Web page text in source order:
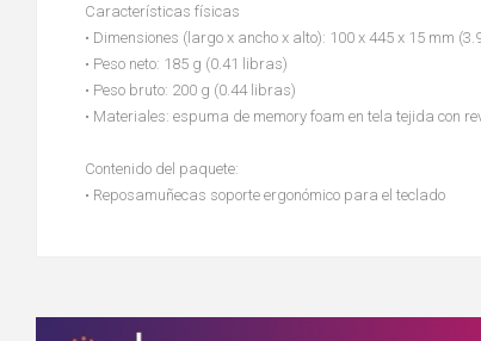
Características físicas
• Dimensiones (largo x ancho x alto): 100 x 445 x 15 mm
• Peso neto: 185 g (0.41 libras)
• Peso bruto: 200 g (0.44 libras)
• Materiales: espuma de memory foam en tela tejida con
Contenido del paquete:
• Reposamuñecas soporte ergonómico para el teclado